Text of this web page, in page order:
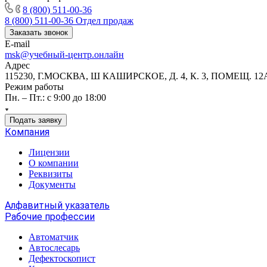
8 (800) 511-00-36
8 (800) 511-00-36 Отдел продаж
Заказать звонок
E-mail
msk@учебный-центр.онлайн
Адрес
115230, Г.МОСКВА, Ш КАШИРСКОЕ, Д. 4, К. 3, ПОМЕЩ.
Режим работы
Пн. – Пт.: с 9:00 до 18:00
Подать заявку
Компания
Лицензии
О компании
Реквизиты
Документы
Алфавитный указатель
Рабочие профессии
Автоматчик
Автослесарь
Дефектоскопист